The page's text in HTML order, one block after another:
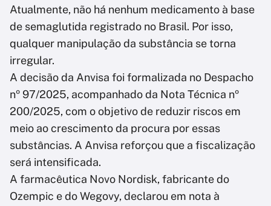
Atualmente, não há nenhum medicamento à base
de semaglutida registrado no Brasil. Por isso,
qualquer manipulação da substância se torna
irregular.
A decisão da Anvisa foi formalizada no Despacho
nº 97/2025, acompanhado da Nota Técnica nº
200/2025, com o objetivo de reduzir riscos em
meio ao crescimento da procura por essas
substâncias. A Anvisa reforçou que a fiscalização
será intensificada.
A farmacêutica Novo Nordisk, fabricante do
Ozempic e do Wegovy, declarou em nota à